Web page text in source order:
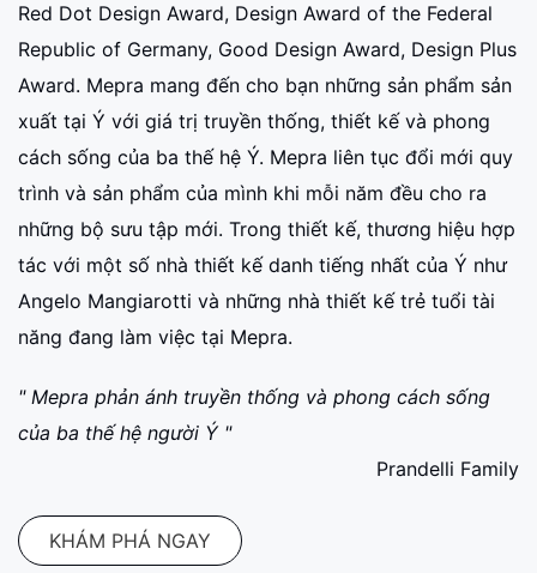
Red Dot Design Award, Design Award of the Federal
Republic of Germany, Good Design Award, Design Plus
Award. Mepra mang đến cho bạn những sản phẩm sản
xuất tại Ý với giá trị truyền thống, thiết kế và phong
cách sống của ba thế hệ Ý. Mepra liên tục đổi mới quy
trình và sản phẩm của mình khi mỗi năm đều cho ra
những bộ sưu tập mới. Trong thiết kế, thương hiệu hợp
tác với một số nhà thiết kế danh tiếng nhất của Ý như
Angelo Mangiarotti và những nhà thiết kế trẻ tuổi tài
năng đang làm việc tại Mepra.
" Mepra phản ánh truyền thống và phong cách sống
của ba thế hệ người Ý "
Prandelli Family
KHÁM PHÁ NGAY